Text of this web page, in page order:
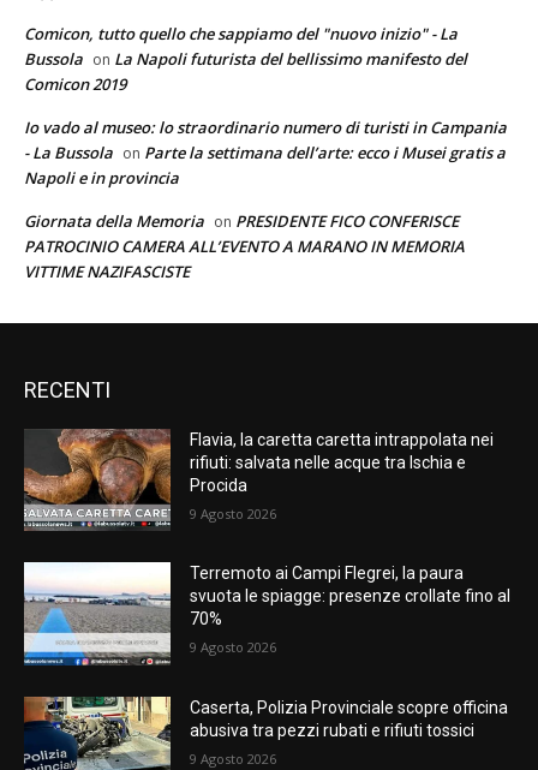
Comicon, tutto quello che sappiamo del "nuovo inizio" - La
Bussola on La Napoli futurista del bellissimo manifesto del
Comicon 2019
Io vado al museo: lo straordinario numero di turisti in Campania
- La Bussola on Parte la settimana dell’arte: ecco i Musei gratis a
Napoli e in provincia
Giornata della Memoria on PRESIDENTE FICO CONFERISCE
PATROCINIO CAMERA ALL’EVENTO A MARANO IN MEMORIA
VITTIME NAZIFASCISTE
RECENTI
Flavia, la caretta caretta intrappolata nei
rifiuti: salvata nelle acque tra Ischia e
Procida
9 Agosto 2026
Terremoto ai Campi Flegrei, la paura
svuota le spiagge: presenze crollate fino al
70%
9 Agosto 2026
Caserta, Polizia Provinciale scopre officina
abusiva tra pezzi rubati e rifiuti tossici
9 Agosto 2026